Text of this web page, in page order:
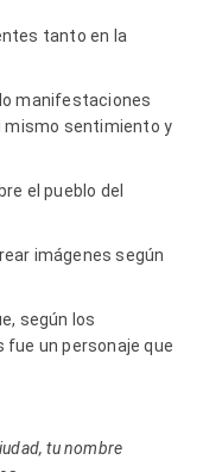
tanto en la
manifestaciones
mismo sentimiento y
el pueblo del
imágenes según
según los
fue un personaje que
tu nombre